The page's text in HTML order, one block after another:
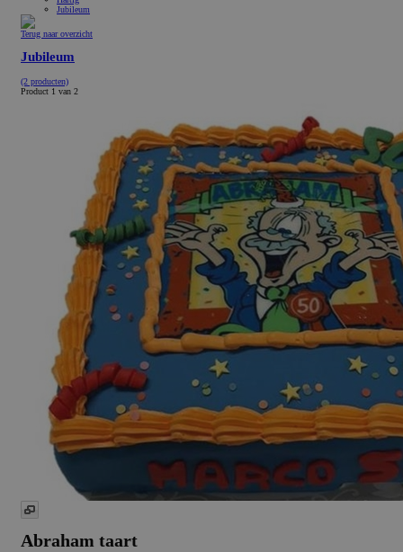
Jubileum
Terug naar overzicht
Jubileum
(2 producten)
Product 1 van 2
Abraham taart